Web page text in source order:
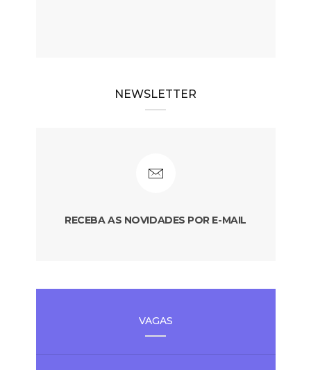
NEWSLETTER
RECEBA AS NOVIDADES POR E-MAIL
VAGAS